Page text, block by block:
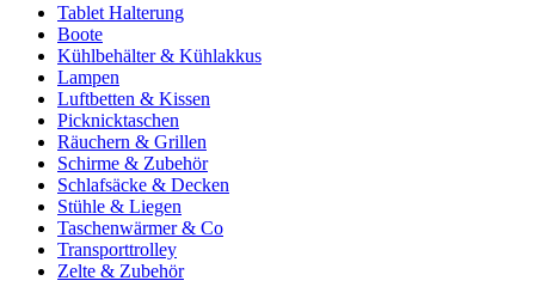
Tablet Halterung
Boote
Kühlbehälter & Kühlakkus
Lampen
Luftbetten & Kissen
Picknicktaschen
Räuchern & Grillen
Schirme & Zubehör
Schlafsäcke & Decken
Stühle & Liegen
Taschenwärmer & Co
Transporttrolley
Zelte & Zubehör